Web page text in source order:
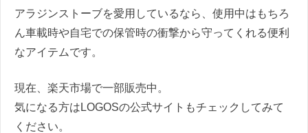
アラジンストーブを愛用しているなら、使用中はもちろ
ん車載時や自宅での保管時の衝撃から守ってくれる便利
なアイテムです。
現在、楽天市場で一部販売中。
気になる方はLOGOSの公式サイトもチェックしてみて
ください。